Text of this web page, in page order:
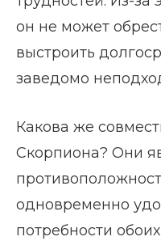
он не может
выстроить
заведомо
Какова же
Скорпиона? Они
одновременно
потребности